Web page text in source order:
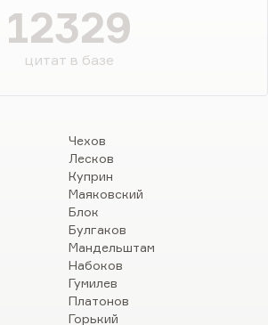
12329
цитат в базе
Чехов
Лесков
Куприн
Маяковский
Блок
Булгаков
Мандельштам
Набоков
Гумилев
Платонов
Горький